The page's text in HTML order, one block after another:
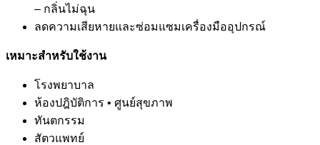
– กลิ่นไม่ฉุน
ลดความเสียหายและซ่อมแซมเครื่องมืออุปกรณ์
เหมาะสำหรับใช้งาน
โรงพยาบาล
ห้องปฎิบัติการ • ศูนย์สุขภาพ
ทันตกรรม
สัตวแพทย์